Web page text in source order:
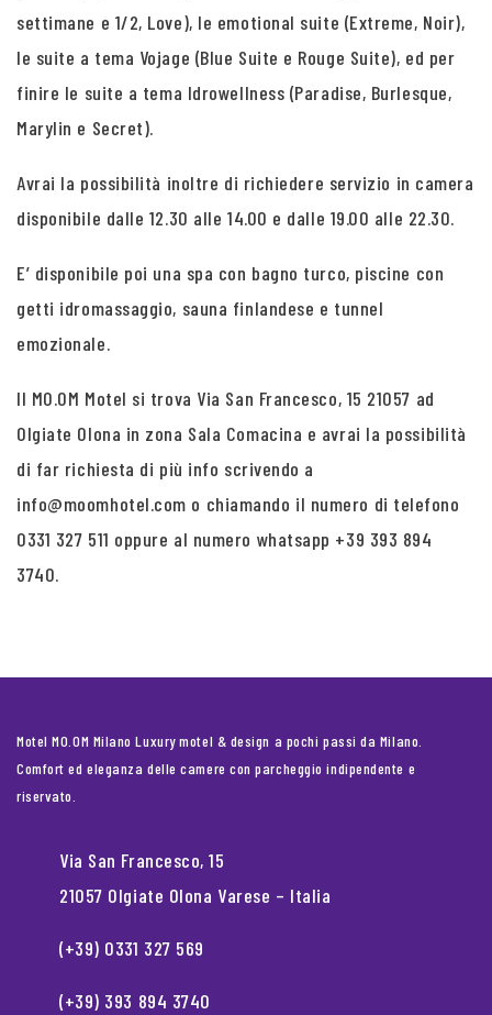
settimane e 1/2, Love), le emotional suite (Extreme, Noir),
le suite a tema Vojage (Blue Suite e Rouge Suite), ed per
finire le suite a tema Idrowellness (Paradise, Burlesque,
Marylin e Secret).
Avrai la possibilità inoltre di richiedere servizio in camera
disponibile dalle 12.30 alle 14.00 e dalle 19.00 alle 22.30.
E’ disponibile poi una spa con bagno turco, piscine con
getti idromassaggio, sauna finlandese e tunnel
emozionale.
Il MO.OM Motel si trova Via San Francesco, 15 21057 ad
Olgiate Olona in zona Sala Comacina e avrai la possibilità
di far richiesta di più info scrivendo a
info@moomhotel.com o chiamando il numero di telefono
0331 327 511 oppure al numero whatsapp +39 393 894
3740.
Motel MO.OM Milano Luxury motel & design a pochi passi da Milano.
Comfort ed eleganza delle camere con parcheggio indipendente e
riservato.
Via San Francesco, 15
21057 Olgiate Olona Varese – Italia
(+39) 0331 327 569
(+39) 393 894 3740